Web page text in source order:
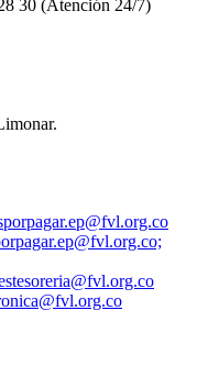
30 (Atención 24/7)